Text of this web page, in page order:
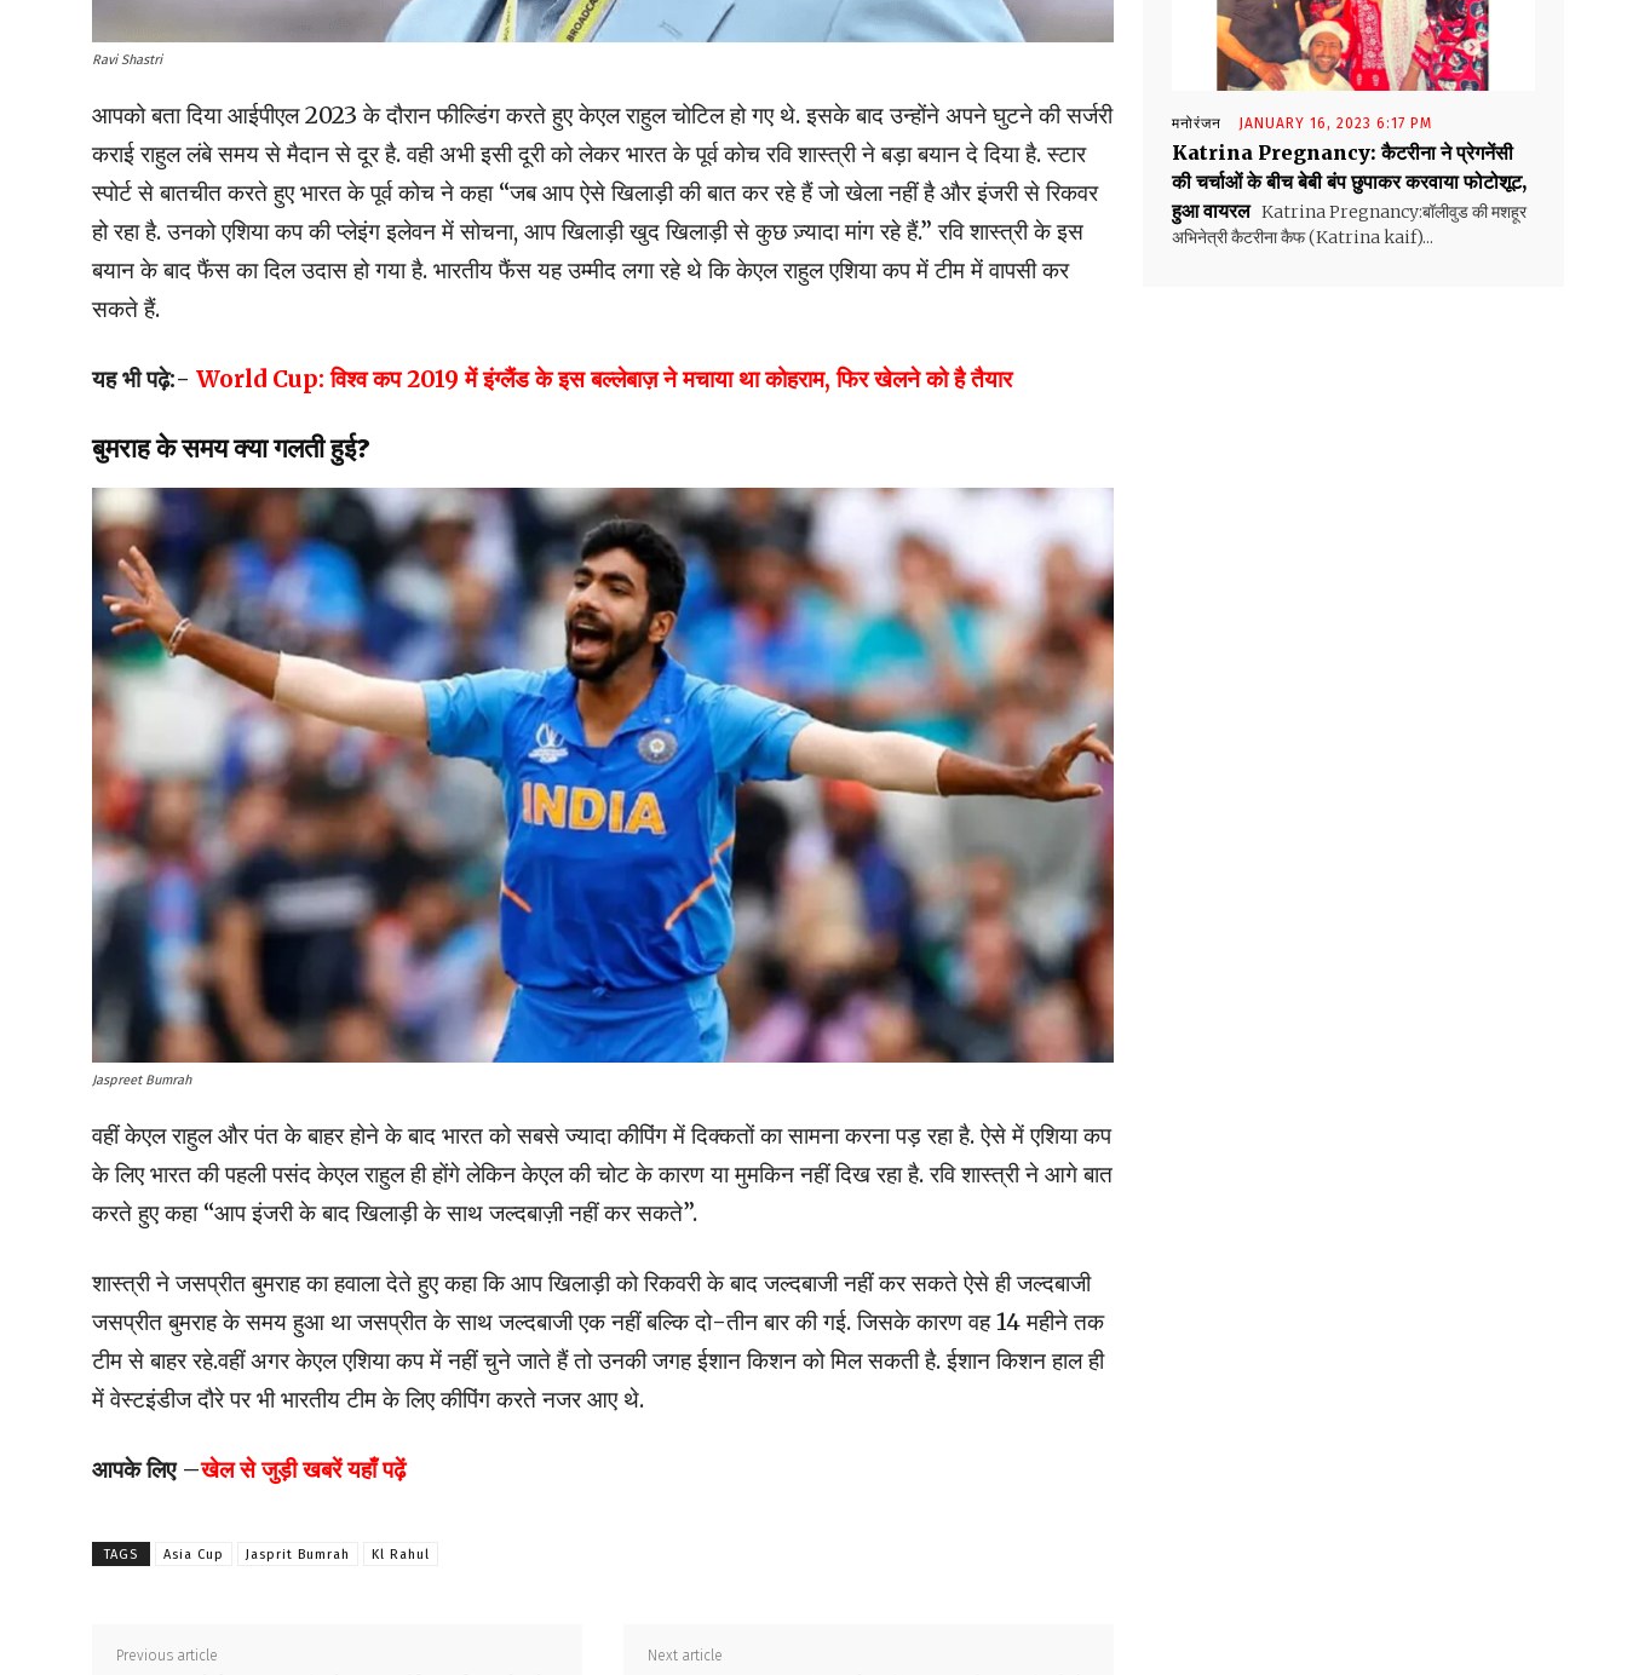
Ravi Shastri
आपको बता दिया आईपीएल 2023 के दौरान फील्डिंग करते हुए केएल राहुल चोटिल हो गए थे. इसके बाद उन्होंने अपने घुटने की सर्जरी
कराई राहुल लंबे समय से मैदान से दूर है. वही अभी इसी दूरी को लेकर भारत के पूर्व कोच रवि शास्त्री ने बड़ा बयान दे दिया है. स्टार
स्पोर्ट से बातचीत करते हुए भारत के पूर्व कोच ने कहा “जब आप ऐसे खिलाड़ी की बात कर रहे हैं जो खेला नहीं है और इंजरी से रिकवर
हो रहा है. उनको एशिया कप की प्लेइंग इलेवन में सोचना, आप खिलाड़ी खुद खिलाड़ी से कुछ ज़्यादा मांग रहे हैं.” रवि शास्त्री के इस
बयान के बाद फैंस का दिल उदास हो गया है. भारतीय फैंस यह उम्मीद लगा रहे थे कि केएल राहुल एशिया कप में टीम में वापसी कर
सकते हैं.
यह भी पढ़े:- World Cup: विश्व कप 2019 में इंग्लैंड के इस बल्लेबाज़ ने मचाया था कोहराम, फिर खेलने को है तैयार
बुमराह के समय क्या गलती हुई?
Jaspreet Bumrah
वहीं केएल राहुल और पंत के बाहर होने के बाद भारत को सबसे ज्यादा कीपिंग में दिक्कतों का सामना करना पड़ रहा है. ऐसे में एशिया कप
के लिए भारत की पहली पसंद केएल राहुल ही होंगे लेकिन केएल की चोट के कारण या मुमकिन नहीं दिख रहा है. रवि शास्त्री ने आगे बात
करते हुए कहा “आप इंजरी के बाद खिलाड़ी के साथ जल्दबाज़ी नहीं कर सकते”.
शास्त्री ने जसप्रीत बुमराह का हवाला देते हुए कहा कि आप खिलाड़ी को रिकवरी के बाद जल्दबाजी नहीं कर सकते ऐसे ही जल्दबाजी
जसप्रीत बुमराह के समय हुआ था जसप्रीत के साथ जल्दबाजी एक नहीं बल्कि दो-तीन बार की गई. जिसके कारण वह 14 महीने तक
टीम से बाहर रहे.वहीं अगर केएल एशिया कप में नहीं चुने जाते हैं तो उनकी जगह ईशान किशन को मिल सकती है. ईशान किशन हाल ही
में वेस्टइंडीज दौरे पर भी भारतीय टीम के लिए कीपिंग करते नजर आए थे.
आपके लिए –खेल से जुड़ी खबरें यहाँ पढ़ें
TAGS Asia Cup Jasprit Bumrah Kl Rahul
Previous article Next article
मनोरंजन JANUARY 16, 2023 6:17 PM
Katrina Pregnancy: कैटरीना ने प्रेगनेंसी
की चर्चाओं के बीच बेबी बंप छुपाकर करवाया फोटोशूट,
हुआ वायरल Katrina Pregnancy:बॉलीवुड की मशहूर
अभिनेत्री कैटरीना कैफ (Katrina kaif)...